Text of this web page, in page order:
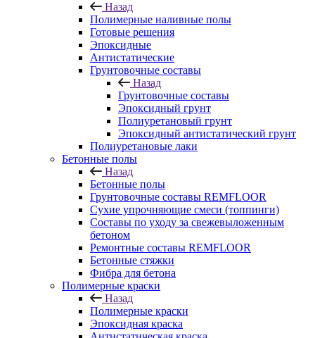
Назад
Полимерные наливные полы
Готовые решения
Эпоксидные
Антистатические
Грунтовочные составы
Назад
Грунтовочные составы
Эпоксидный грунт
Полиуретановый грунт
Эпоксидный антистатический грунт
Полиуретановые лаки
Бетонные полы
Назад
Бетонные полы
Грунтовочные составы REMFLOOR
Сухие упрочняющие смеси (топпинги)
Составы по уходу за свежевыложенным
бетоном
Ремонтные составы REMFLOOR
Бетонные стяжки
Фибра для бетона
Полимерные краски
Назад
Полимерные краски
Эпоксидная краска